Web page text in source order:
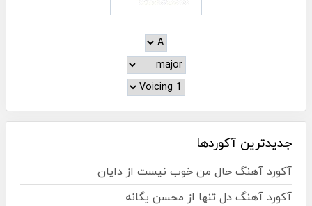
جدیدترین آکوردها
آکورد آهنگ حال من خوب نیست از دایان
آکورد آهنگ دل تنها از محسن یگانه